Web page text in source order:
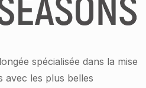
spécialisée dans la mise
avec les plus belles